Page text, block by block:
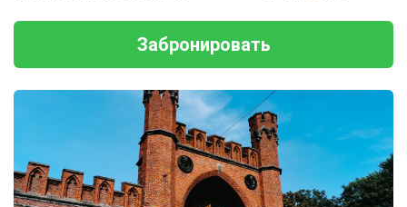
Забронировать